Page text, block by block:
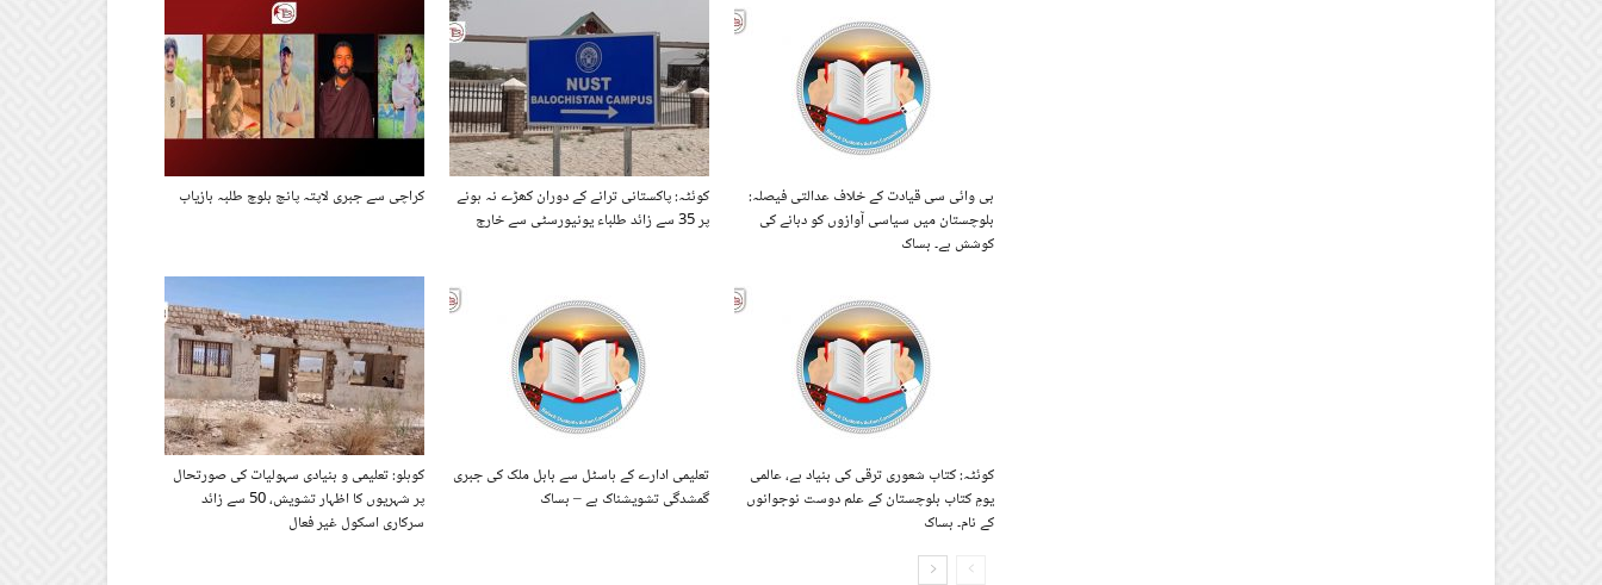
کراچی سے جبری لاپتہ پانچ بلوچ طلبہ بازیاب
کوئٹہ: پاکستانی ترانے کے دوران کھڑے نہ ہونے
پر 35 سے زائد طلباء یونیورسٹی سے خارج
بی وائی سی قیادت کے خلاف عدالتی فیصلہ:
بلوچستان میں سیاسی آوازوں کو دبانے کی
کوشش ہے۔ بساک
کوہلو: تعلیمی و بنیادی سہولیات کی صورتحال
پر شہریوں کا اظہار تشویش، 50 سے زائد
سرکاری اسکول غیر فعال
تعلیمی ادارے کے ہاسٹل سے بابل ملک کی جبری
گمشدگی تشویشناک ہے – بساک
کوئٹہ: کتاب شعوری ترقی کی بنیاد ہے، عالمی
یومِ کتاب بلوچستان کے علم دوست نوجوانوں
کے نام۔ بساک